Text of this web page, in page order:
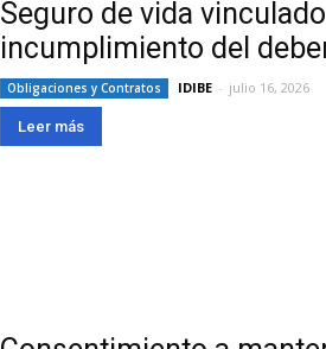
Seguro de vida
incumplimiento del
Obligaciones y Contratos IDIBE - julio 16, 2026
Leer más